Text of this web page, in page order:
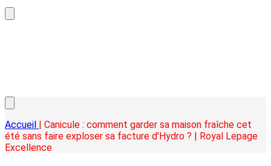
Accueil | Canicule : comment garder sa maison fraîche cet
été sans faire exploser sa facture d'Hydro ? | Royal Lepage
Excellence